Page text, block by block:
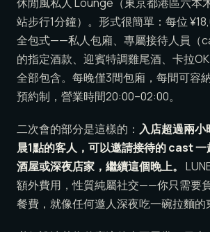
休閒風私人 Lounge（東京都港區六本
站步行1分鐘）。形式很簡單：每位
全包式——私人包廂、專屬接待人員（
的指定酒款、迎賓特調雞尾酒、卡拉
全部包含。每晚僅3間包廂，每間可容
預約制，營業時間20:00–02:00。
二次會的部分是這樣的： 入店超過兩小
晨1點的客人，可以邀請接待的 cast
酒屋或深夜店家，繼續這個晚上。
額外費用，性質純屬社交——你只需要
餐費，就像任何邀人深夜吃一碗拉麵的